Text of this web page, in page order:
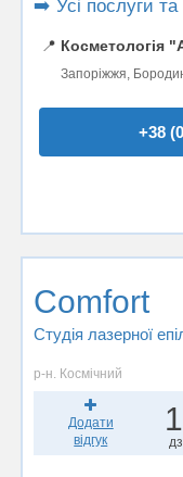
➡️ Усі послуги та
📍 Косметологія
Запоріжжя,
+38
Comfort
Студія лазерної
р-н. Космічний
Додати
відгук